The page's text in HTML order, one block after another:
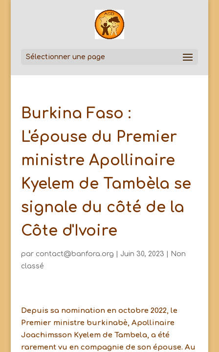
Sélectionner une page
Burkina Faso :
L'épouse du Premier
ministre Apollinaire
Kyelem de Tambèla se
signale du côté de la
Côte d'Ivoire
par contact@banfora.org Juin 30, 2023
Non
classé
Depuis sa nomination en octobre 2022, le
Premier ministre burkinabè, Apollinaire
Joachimsson Kyelem de Tambela, a été
rarement vu en compagnie de son épouse. Au